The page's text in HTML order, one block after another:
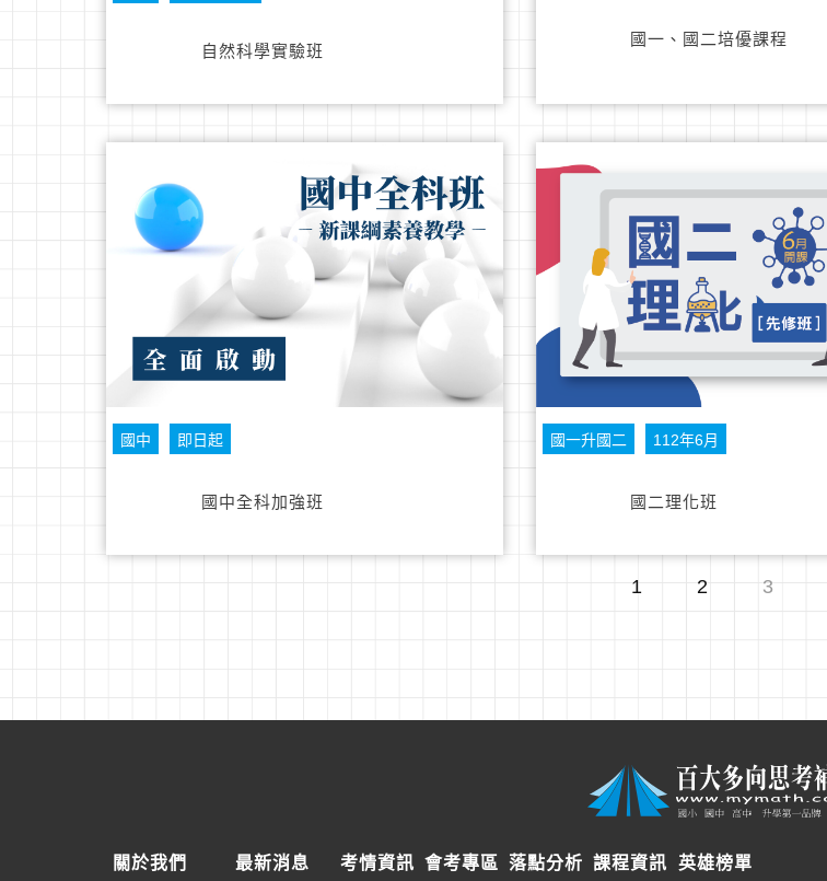
自然科學實驗班
國一、國二培優課程
國中 即日起
國中全科加強班
國一升國二 112年6月
國二理化班
1 2 3
關於我們 最新消息 考情資訊 會考專區 落點分析 課程資訊 英雄榜單